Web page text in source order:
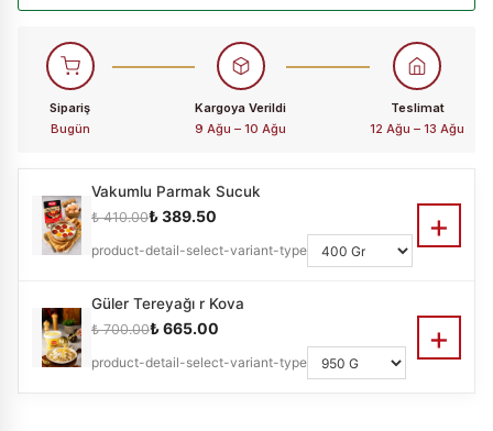
Sipariş
Bugün
Kargoya Verildi
9 Ağu – 10 Ağu
Teslimat
12 Ağu – 13 Ağu
Vakumlu Parmak Sucuk
₺ 410.00₺ 389.50
product-detail-select-variant-type
+
Güler Tereyağı r Kova
₺ 700.00₺ 665.00
product-detail-select-variant-type
+